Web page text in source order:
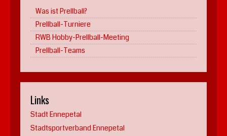
Was ist Prellball?
Prellball-Turniere
RWB Hobby-Prellball-Meeting
Prellball-Teams
Links
Stadt Ennepetal
Stadtsportverband Ennepetal